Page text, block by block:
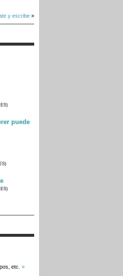
y escribe »
puede
etc. »